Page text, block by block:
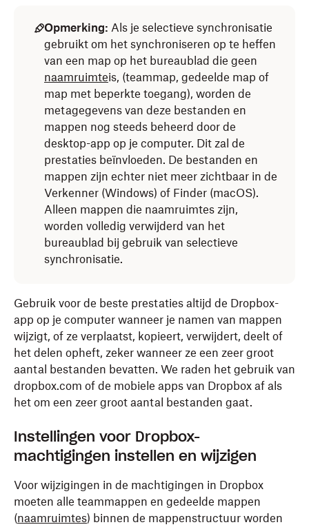
Opmerking: Als je selectieve synchronisatie
gebruikt om het synchroniseren op te heffen
van een map op het bureaublad die geen
naamruimteis, (teammap, gedeelde map of
map met beperkte toegang), worden de
metagegevens van deze bestanden en
mappen nog steeds beheerd door de
desktop-app op je computer. Dit zal de
prestaties beïnvloeden. De bestanden en
mappen zijn echter niet meer zichtbaar in de
Verkenner (Windows) of Finder (macOS).
Alleen mappen die naamruimtes zijn,
worden volledig verwijderd van het
bureaublad bij gebruik van selectieve
synchronisatie.
Gebruik voor de beste prestaties altijd de Dropbox-
app op je computer wanneer je namen van mappen
wijzigt, of ze verplaatst, kopieert, verwijdert, deelt of
het delen opheft, zeker wanneer ze een zeer groot
aantal bestanden bevatten. We raden het gebruik van
dropbox.com of de mobiele apps van Dropbox af als
het om een zeer groot aantal bestanden gaat.
Instellingen voor Dropbox-
machtigingen instellen en wijzigen
Voor wijzigingen in de machtigingen in Dropbox
moeten alle teammappen en gedeelde mappen
(naamruimtes) binnen de mappenstructuur worden